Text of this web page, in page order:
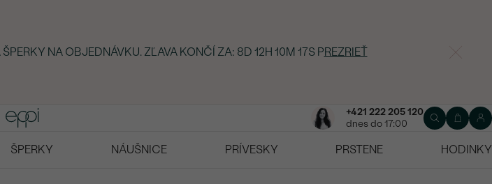
NA OBJEDNÁVKU. ZĽAVA KONČÍ ZA: 8D 12H 10M 16S PREZRIEŤ
+421 222 205 120
dnes do 17:00
ŠPERKY NÁUŠNICE PRÍVESKY PRSTENE
HODINKY